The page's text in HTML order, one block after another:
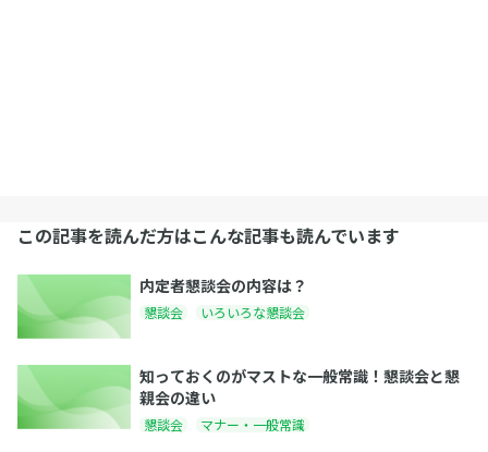
この記事を読んだ方はこんな記事も読んでいます
内定者懇談会の内容は？
懇談会 いろいろな懇談会
知っておくのがマストな一般常識！懇談会と懇
親会の違い
懇談会 マナー・一般常識